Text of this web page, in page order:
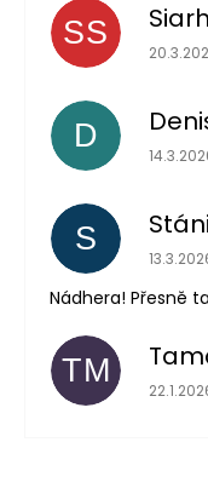
SS
D
S Stáni
Nádhera! Přesně
TM